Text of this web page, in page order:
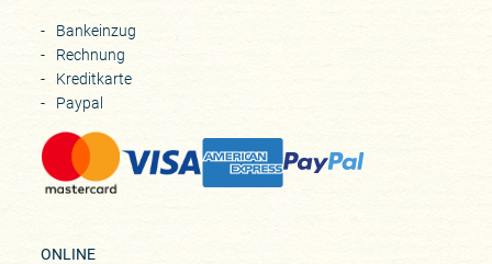
Bankeinzug
Rechnung
Kreditkarte
Paypal
ONLINE